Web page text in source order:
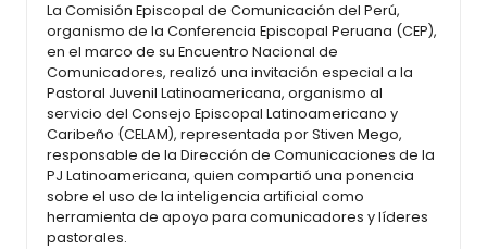
La Comisión Episcopal de Comunicación del Perú,
organismo de la Conferencia Episcopal Peruana (CEP),
en el marco de su Encuentro Nacional de
Comunicadores, realizó una invitación especial a la
Pastoral Juvenil Latinoamericana, organismo al
servicio del Consejo Episcopal Latinoamericano y
Caribeño (CELAM), representada por Stiven Mego,
responsable de la Dirección de Comunicaciones de la
PJ Latinoamericana, quien compartió una ponencia
sobre el uso de la inteligencia artificial como
herramienta de apoyo para comunicadores y líderes
pastorales.